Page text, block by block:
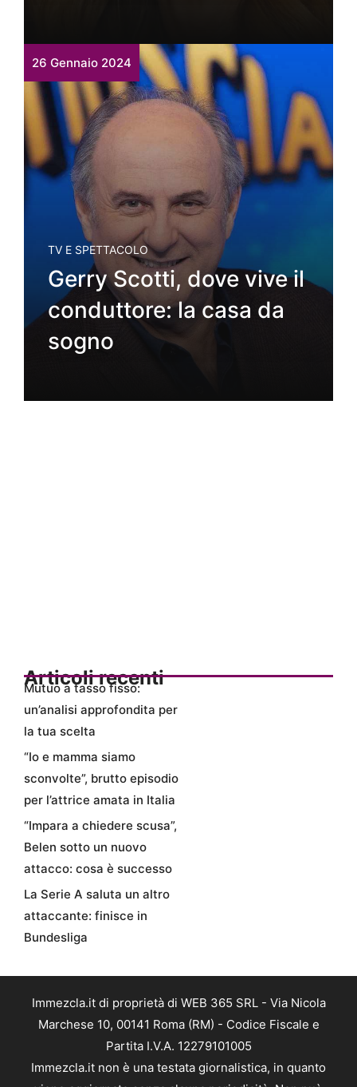
26 Gennaio 2024
TV E SPETTACOLO
Gerry Scotti, dove vive il
conduttore: la casa da
sogno
Articoli recenti
Mutuo a tasso fisso:
un’analisi approfondita per
la tua scelta
“Io e mamma siamo
sconvolte”, brutto episodio
per l’attrice amata in Italia
“Impara a chiedere scusa”,
Belen sotto un nuovo
attacco: cosa è successo
La Serie A saluta un altro
attaccante: finisce in
Bundesliga
Immezcla.it di proprietà di WEB 365 SRL - Via Nicola
Marchese 10, 00141 Roma (RM) - Codice Fiscale e
Partita I.V.A. 12279101005
Immezcla.it non è una testata giornalistica, in quanto